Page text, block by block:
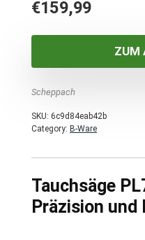
€159,99
ZUM
Scheppach
SKU: 6c9d84eab42b
Category: B-Ware
Tauchsäge
Präzision und